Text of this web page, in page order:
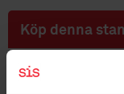
Köp denna
STANDARD